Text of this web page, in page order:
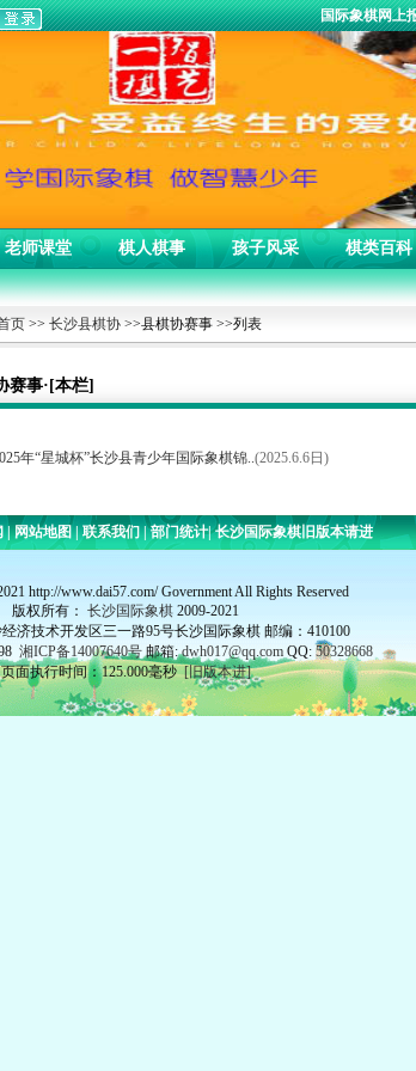
国际象棋网上
老师课堂 棋人棋事 孩子风采 棋类百科
页 >> 长沙县棋协 >>县棋协赛事 >>列表
赛事·[本栏]
(2025.6.6日)
年“星城杯”长沙县青少年国际象棋锦..
|网站地图|联系我们|部门统计|长沙国际象棋旧版本请进
http://www.dai57.com/ Government All Rights Reserved
版权所有： 长沙国际象棋 2009-2021
济技术开发区三一路95号长沙国际象棋 邮编：410100
湘ICP备14007640号邮箱:dwh017@qq.com QQ: 50328668
页面执行时间：125.000毫秒[旧版本进]